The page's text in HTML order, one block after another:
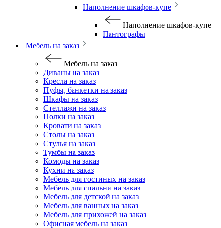
Наполнение шкафов-купе
Наполнение шкафов-купе
Пантографы
Мебель на заказ
Мебель на заказ
Диваны на заказ
Кресла на заказ
Пуфы, банкетки на заказ
Шкафы на заказ
Стеллажи на заказ
Полки на заказ
Кровати на заказ
Столы на заказ
Стулья на заказ
Тумбы на заказ
Комоды на заказ
Кухни на заказ
Мебель для гостиных на заказ
Мебель для спальни на заказ
Мебель для детской на заказ
Мебель для ванных на заказ
Мебель для прихожей на заказ
Офисная мебель на заказ